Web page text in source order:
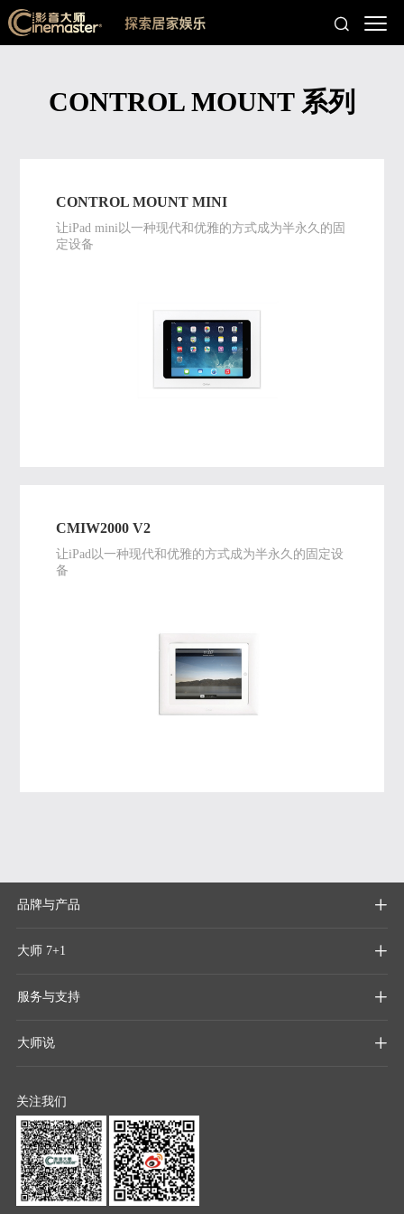
CONTROL MOUNT 系列
CONTROL MOUNT MINI
让iPad mini以一种现代和优雅的方式成为半永久的固
定设备
CMIW2000 V2
让iPad以一种现代和优雅的方式成为半永久的固定设
备
品牌与产品 
大师 7+1 
服务与支持 
大师说 
关注我们